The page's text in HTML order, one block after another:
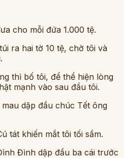
cho mỗi đứa 1.000 tệ.
ra hai tờ 10 tệ, chờ tôi và
thì bố tôi, để thể hiện lòng
mạnh vào sau đầu tôi.
dập đầu chúc Tết ông
tát khiến mắt tôi tối sầm.
Đình dập đầu ba cái trước